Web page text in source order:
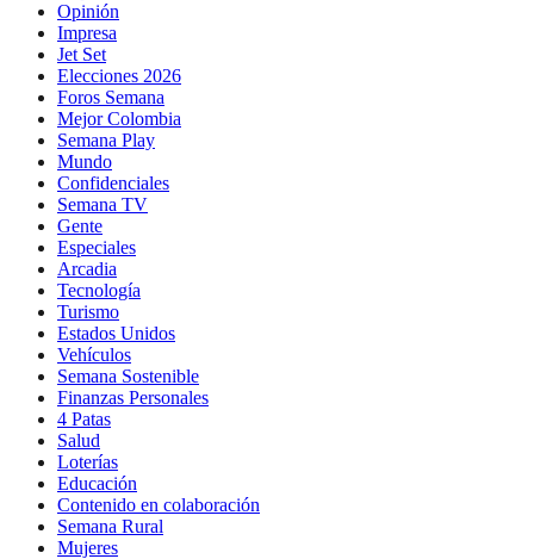
Opinión
Impresa
Jet Set
Elecciones 2026
Foros Semana
Mejor Colombia
Semana Play
Mundo
Confidenciales
Semana TV
Gente
Especiales
Arcadia
Tecnología
Turismo
Estados Unidos
Vehículos
Semana Sostenible
Finanzas Personales
4 Patas
Salud
Loterías
Educación
Contenido en colaboración
Semana Rural
Mujeres